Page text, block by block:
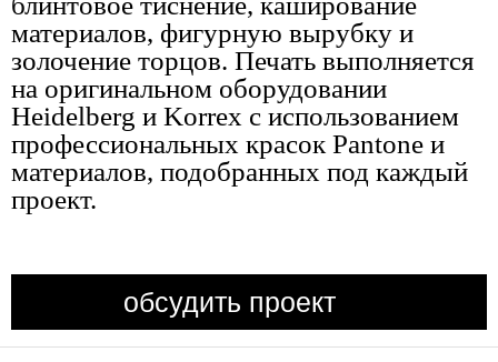
материалов, фигурную вырубку и
золочение торцов. Печать выполняется
на оригинальном оборудовании
Heidelberg и Korrex с использованием
профессиональных красок Pantone и
материалов, подобранных под каждый
проект.
обсудить проект